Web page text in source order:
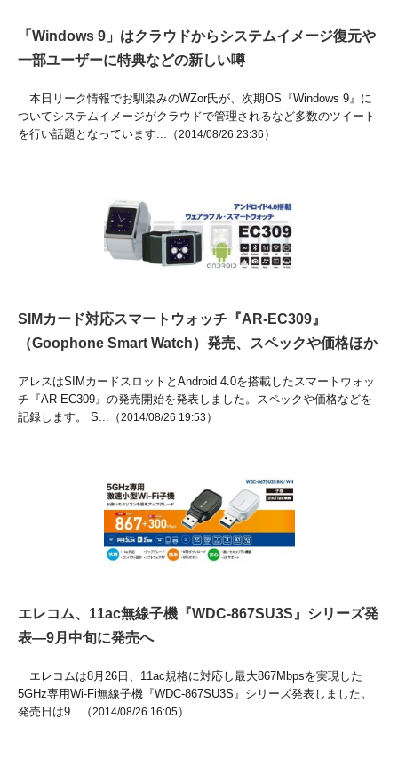
「Windows 9」はクラウドからシステムイメージ復元や
一部ユーザーに特典などの新しい噂
本日リーク情報でお馴染みのWZor氏が、次期OS『Windows 9』に
ついてシステムイメージがクラウドで管理されるなど多数のツイート
を行い話題となっています...（2014/08/26 23:36 ）
SIMカード対応スマートウォッチ『AR-EC309』
（Goophone Smart Watch）発売、スペックや価格ほか
アレスはSIMカードスロットとAndroid 4.0を搭載したスマートウォッ
チ『AR-EC309』の発売開始を発表しました。スペックや価格などを
記録します。 S...（2014/08/26 19:53 ）
エレコム、11ac無線子機『WDC-867SU3S』シリーズ発
表―9月中旬に発売へ
エレコムは8月26日、11ac規格に対応し最大867Mbpsを実現した
5GHz専用Wi-Fi無線子機『WDC-867SU3S』シリーズ発表しました。
発売日は9...（2014/08/26 16:05）